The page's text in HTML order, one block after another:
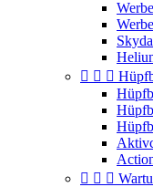
  
  